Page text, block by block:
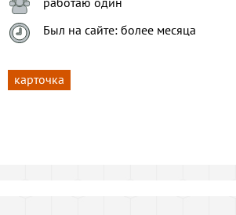
Был на сайте: более месяца
карточка